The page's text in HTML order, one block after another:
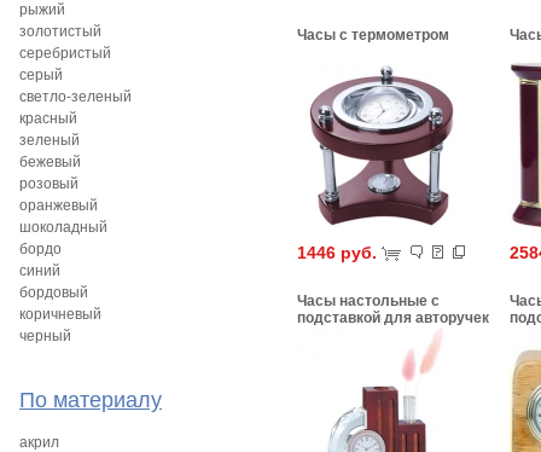
рыжий
золотистый
серебристый
серый
светло-зеленый
красный
зеленый
бежевый
розовый
оранжевый
шоколадный
бордо
синий
бордовый
коричневый
черный
По материалу
акрил
Часы с термометром
1446 руб.
Часы настольные с
подставкой для авторучек